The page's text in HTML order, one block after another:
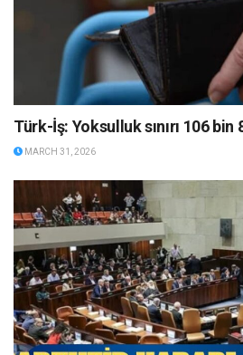
Türk-İş: Yoksulluk sınırı 106 bin
MARCH 31, 2026